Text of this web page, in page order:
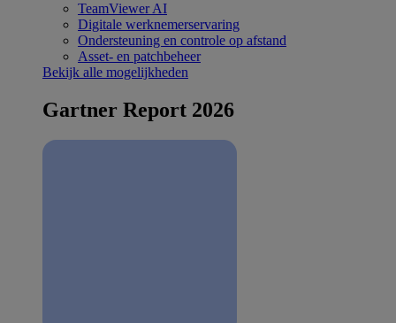
TeamViewer AI
Digitale werknemerservaring
Ondersteuning en controle op afstand
Asset- en patchbeheer
Bekijk alle mogelijkheden
Gartner Report 2026